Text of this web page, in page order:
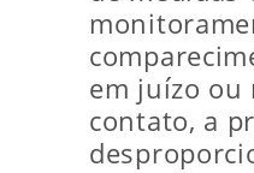
em juízo ou
contato, a